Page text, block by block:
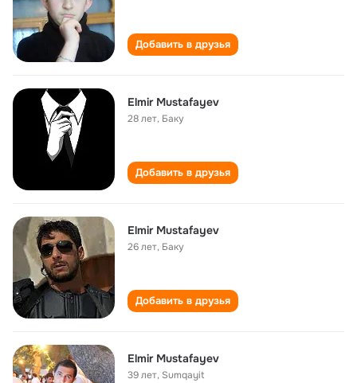
Добавить в друзья
Elmir Mustafayev
28 лет, Баку
Добавить в друзья
Elmir Mustafayev
26 лет, Баку
Добавить в друзья
Elmir Mustafayev
39 лет, Sumqayit